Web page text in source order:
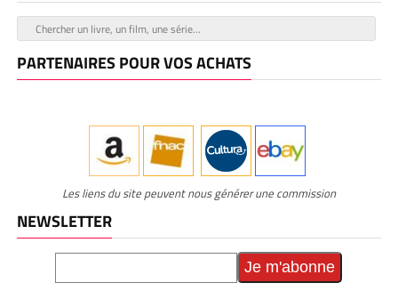
PARTENAIRES POUR VOS ACHATS
Les liens du site peuvent nous générer une commission
NEWSLETTER